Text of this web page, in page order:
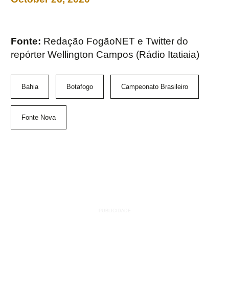
Fonte: Redação FogãoNET e Twitter do
repórter Wellington Campos (Rádio Itatiaia)
Bahia Botafogo Campeonato Brasileiro
Fonte Nova